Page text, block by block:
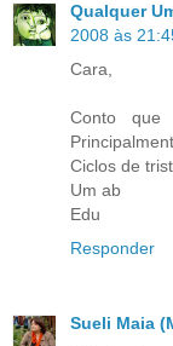
Qualquer
2008 às
Cara,
Conto que
Ciclos de
Um ab
Edu
Responder
Sueli Maia